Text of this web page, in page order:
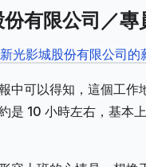
有限公司／專
光影城股份有限公司的
中可以得知，這個工作
是 10 小時左右，基本